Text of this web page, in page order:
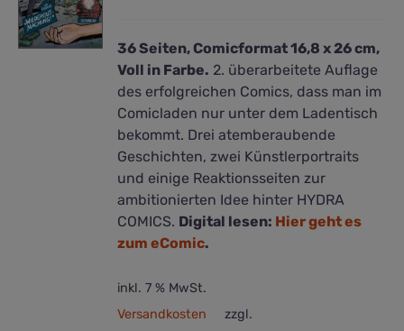
36 Seiten, Comicformat 16,8 x 26 cm,
Voll in Farbe. 2. überarbeitete Auflage
des erfolgreichen Comics, dass man im
Comicladen nur unter dem Ladentisch
bekommt. Drei atemberaubende
Geschichten, zwei Künstlerportraits
und einige Reaktionsseiten zur
ambitionierten Idee hinter HYDRA
COMICS. Digital lesen: Hier geht es
zum eComic.
inkl. 7 % MwSt.
zzgl.
Versandkosten